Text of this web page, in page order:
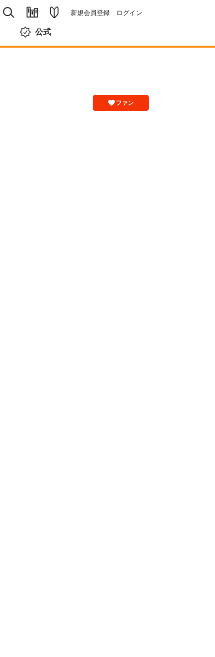
新規会員登録 ログイン
公式
ファン